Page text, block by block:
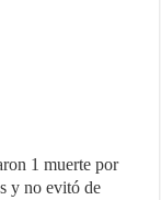
1 muerte por
y no evitó de